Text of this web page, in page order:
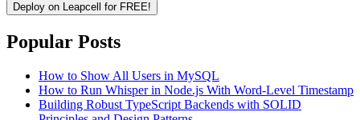
Deploy on Leapcell for FREE!
Popular Posts
How to Show All Users in MySQL
How to Run Whisper in Node.js With Word-Level Timestamp
Building Robust TypeScript Backends with SOLID